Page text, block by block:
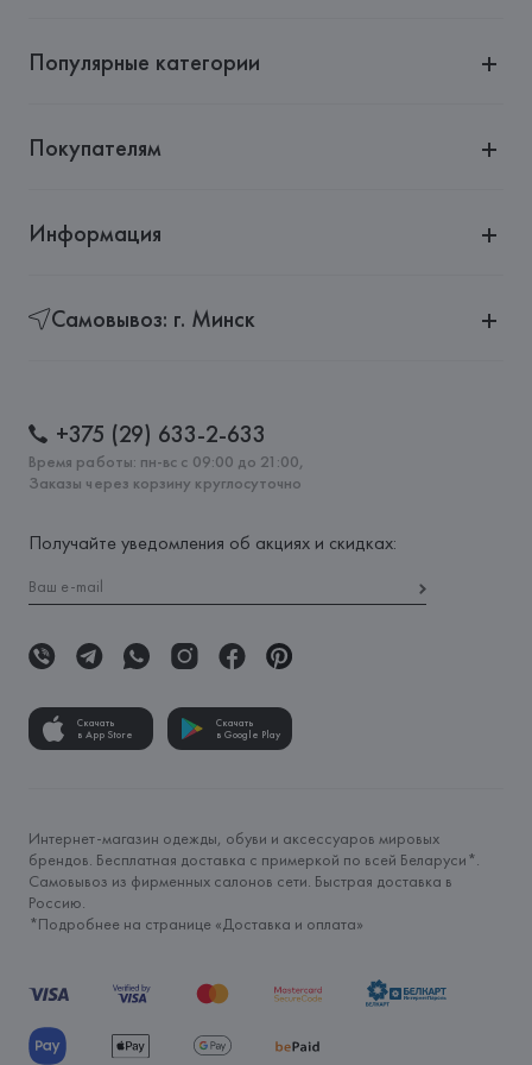
Популярные категории
Покупателям
Информация
Самовывоз: г. Минск
+375 (29) 633-2-633
Время работы: пн-вс с 09:00 до 21:00,
Заказы через корзину круглосуточно
Получайте уведомления об акциях и скидках:
Скачать
в App Store
Скачать
в Google Play
Интернет-магазин одежды, обуви и аксессуаров мировых
брендов. Бесплатная доставка с примеркой по всей Беларуси*.
Самовывоз из фирменных салонов сети. Быстрая доставка в
Россию.
*Подробнее на странице «Доставка и оплата»